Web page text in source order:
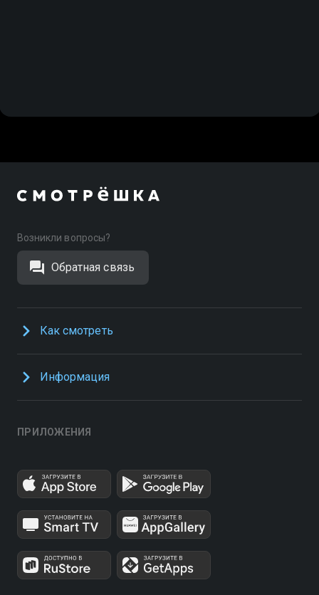
Возникли вопросы?
Обратная связь
Как смотреть
Информация
ПРИЛОЖЕНИЯ